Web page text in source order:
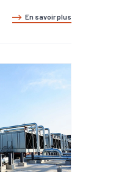
En savoir plus